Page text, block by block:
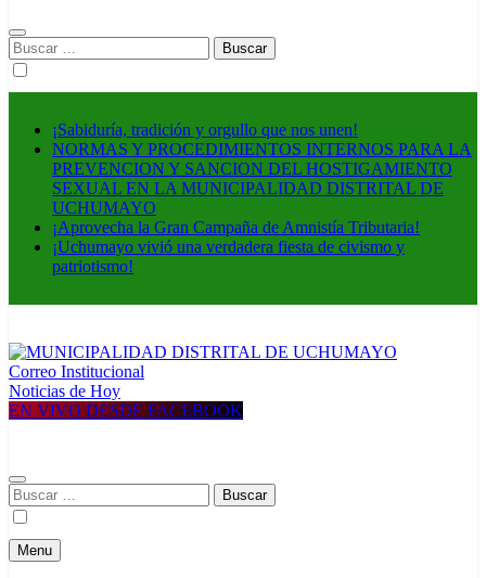
Buscar:
¡Sabiduría, tradición y orgullo que nos unen!
NORMAS Y PROCEDIMIENTOS INTERNOS PARA LA
PREVENCION Y SANCION DEL HOSTIGAMIENTO
SEXUAL EN LA MUNICIPALIDAD DISTRITAL DE
UCHUMAYO
¡Aprovecha la Gran Campaña de Amnistía Tributaria!
¡Uchumayo vivió una verdadera fiesta de civismo y
patriotismo!
MUNICIPALIDAD DISTRITAL DE UCHUMAYO
Construyendo una nueva Historia
Correo Institucional
Noticias de Hoy
EN VIVO DESDE FACEBOOK
Buscar:
Menu